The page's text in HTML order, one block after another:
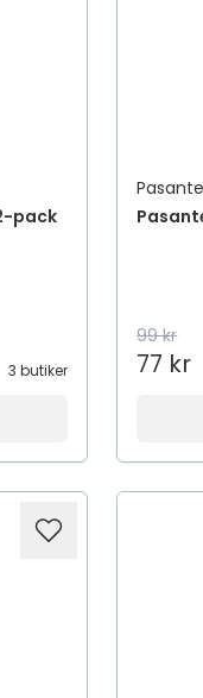
pack
3 butiker
Pasante
99 kr
77 kr